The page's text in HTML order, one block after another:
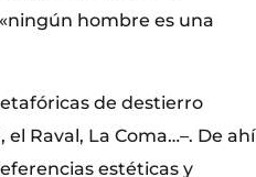
hombre es una
de destierro
Raval, La Coma…–. De ahí
estéticas y